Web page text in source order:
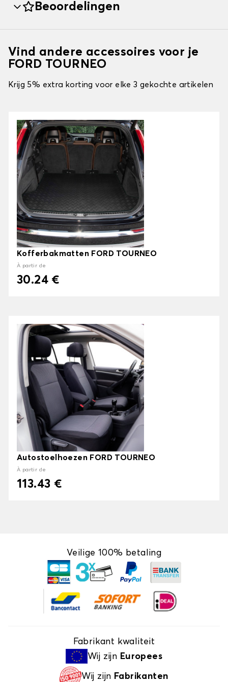
Beoordelingen
Vind andere accessoires voor je
FORD TOURNEO
Krijg 5% extra korting voor elke 3 gekochte artikelen
Kofferbakmatten FORD TOURNEO
À partir de
30.24 €
Autostoelhoezen FORD TOURNEO
À partir de
113.43 €
Veilige 100% betaling
Fabrikant kwaliteit
Wij zijn Europees
Wij zijn Fabrikanten